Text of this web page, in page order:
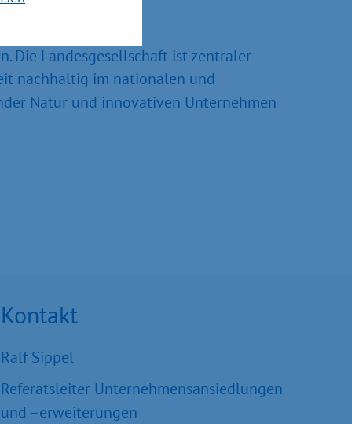
Die Landesgesell­schaft ist zentraler
nachhaltig im nationalen und
Natur und inno­vativen Unternehmen
Kontakt
Ralf Sippel
Referatsleiter Unternehmensansiedlungen
und –erweiterungen